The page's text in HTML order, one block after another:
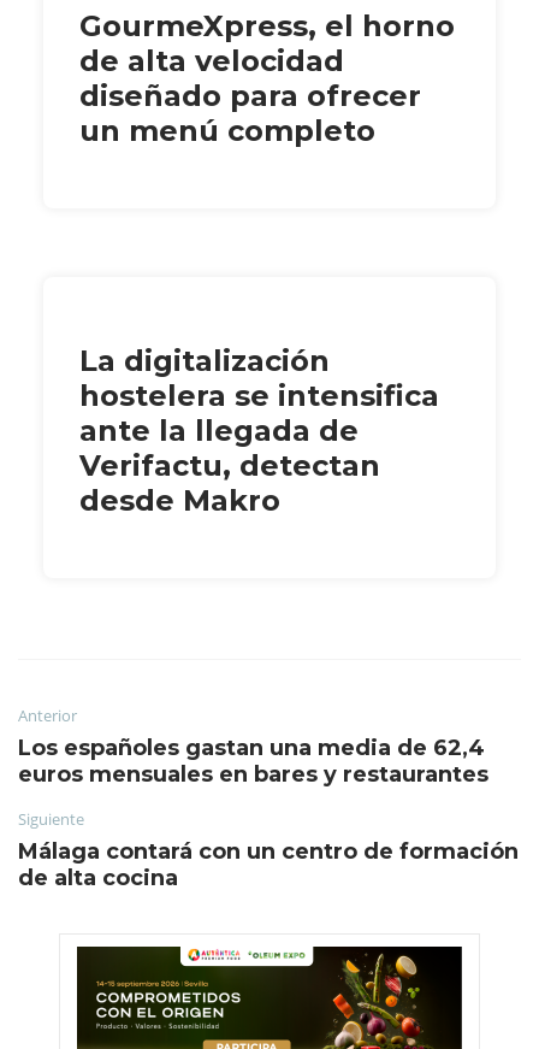
GourmeXpress, el horno
de alta velocidad
diseñado para ofrecer
un menú completo
La digitalización
hostelera se intensifica
ante la llegada de
Verifactu, detectan
desde Makro
Anterior
Los españoles gastan una media de 62,4
euros mensuales en bares y restaurantes
Siguiente
Málaga contará con un centro de formación
de alta cocina